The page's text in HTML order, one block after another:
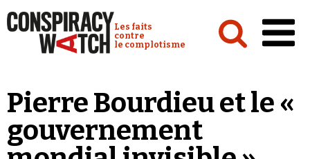
Conspiracy Watch :
Les faits
contre
le complotisme
Analyses
Conspipédia
Pierre Bourdieu et le «
gouvernement